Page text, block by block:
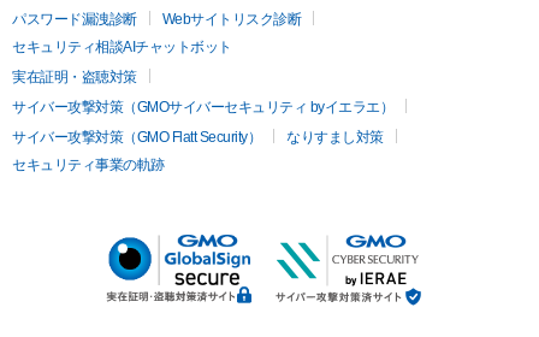
パスワード漏洩診断
Webサイトリスク診断
セキュリティ相談AIチャットボット
実在証明・盗聴対策
サイバー攻撃対策（GMOサイバーセキュリティ byイエラエ）
サイバー攻撃対策（GMO Flatt Security）
なりすまし対策
セキュリティ事業の軌跡